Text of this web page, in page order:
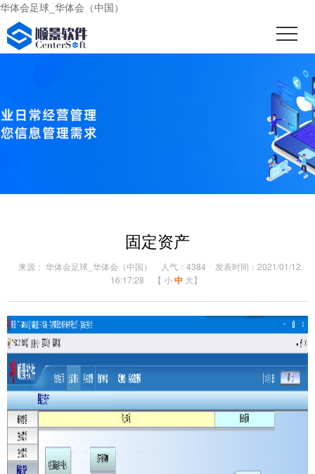
华体会足球_华体会（中国）
固定资产
来源： 华体会足球_华体会（中国） 人气：4384
发表时间：2021/01/12
16:17:28
【 小 中 大】